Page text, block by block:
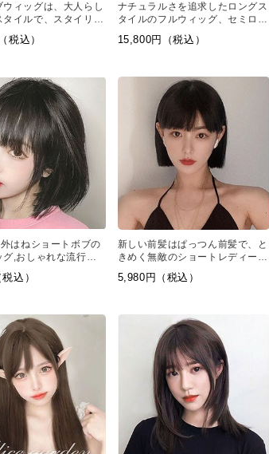
ウィッグは、大人らし
タイルで、スタイリッ
を与えます。短めのシ
、万能ヘアなうえ
税込）
ナチュラルさを追求したロングス
タイルのフルウィッグ、セミロン
グストレートウィッグは、自然な
前髪と際立つ輪郭からなる、最も
15,800円（税込）
はねショートボブの
,おしゃれな流行り
内巻きショートスタ
込）
新しい前髪はぱっつん前髪で、と
きめく無敵のショートレディース
5,980円（税込）